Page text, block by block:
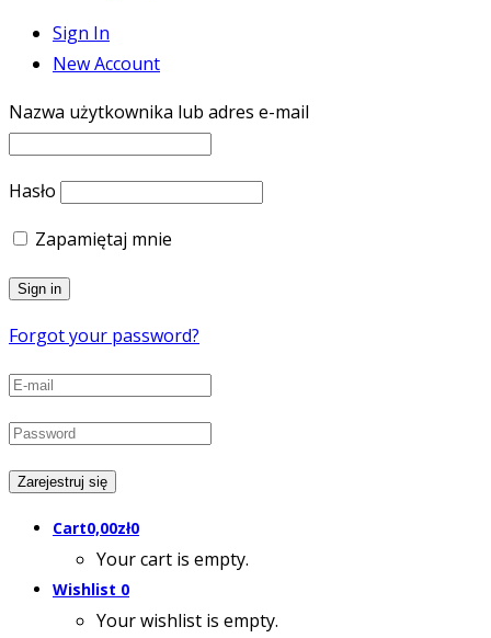
Sign In
New Account
Nazwa użytkownika lub adres e-mail
Hasło
Zapamiętaj mnie
Forgot your password?
Cart0,00zł0
Your cart is empty.
Wishlist 0
Your wishlist is empty.